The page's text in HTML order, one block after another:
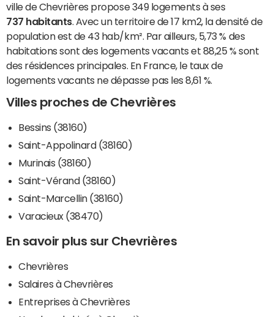
ville de Chevrières propose 349 logements à ses
737 habitants. Avec un territoire de 17 km2, la densité de
population est de 43 hab/km². Par ailleurs, 5,73 % des
habitations sont des logements vacants et 88,25 % sont
des résidences principales. En France, le taux de
logements vacants ne dépasse pas les 8,61 %.
Villes proches de Chevrières
Bessins (38160)
Saint-Appolinard (38160)
Murinais (38160)
Saint-Vérand (38160)
Saint-Marcellin (38160)
Varacieux (38470)
En savoir plus sur Chevrières
Chevrières
Salaires à Chevrières
Entreprises à Chevrières